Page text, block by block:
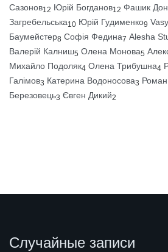
Сазонов12 Юрій Богданов12 Фашик
Загребельська10 Юрій Гудименко9
Баумейстер8 Софія Федина7 Alesha
Валерій Калниш5 Олена Монова5
Михайло Подоляк4 Олена Трибушна4
Галімов3 Катерина Водоносова3
Березовець3 Євген Дикий2
Случайные записи